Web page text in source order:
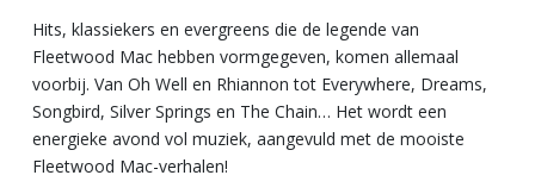
Hits, klassiekers en evergreens die de legende van
Fleetwood Mac hebben vormgegeven, komen allemaal
voorbij. Van Oh Well en Rhiannon tot Everywhere, Dreams,
Songbird, Silver Springs en The Chain… Het wordt een
energieke avond vol muziek, aangevuld met de mooiste
Fleetwood Mac-verhalen!